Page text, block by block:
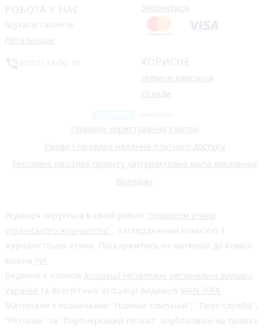
РОБОТА У НАС
Шукаєм таланти
Детальніше
Звернутися
КОРИСНЕ
Новини компаній
Огляди
Правила користування сайтом
Умови і правила надання платного доступу
Рекламна політика проєкту «Інтерактивна мапа локальних
брендів»
Редакція керується в своїй роботі "Кодексом етики
українського журналіста" , затвердженим Комісією з
журналістської етики. Поскаржитись на матеріал до Комісії
можна тут
Видання є членом Асоціації Незалежні регіональні видавці
України та Всесвітньої асоціації видавців WAN-IFRA
Матеріали з позначками "Новини компаній", "Прес-служба",
"Реклама" та "Партнерський проєкт" опубліковані на правах